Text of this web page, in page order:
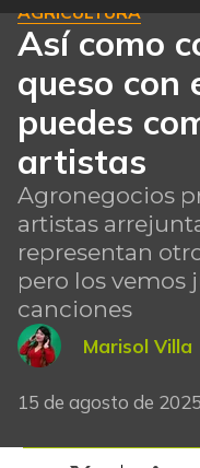
AGRICULTURA
Así como
queso con
puedes
artistas
Agronegocios
artistas
representan
pero los vemos
canciones
Marisol Villa
15 de agosto de 2025